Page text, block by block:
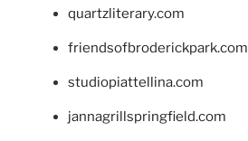
quartzliterary.com
friendsofbroderickpark.com
studiopiattellina.com
jannagrillspringfield.com